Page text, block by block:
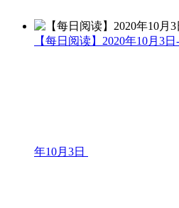
【每日阅读】2020年10月3
年10月3日